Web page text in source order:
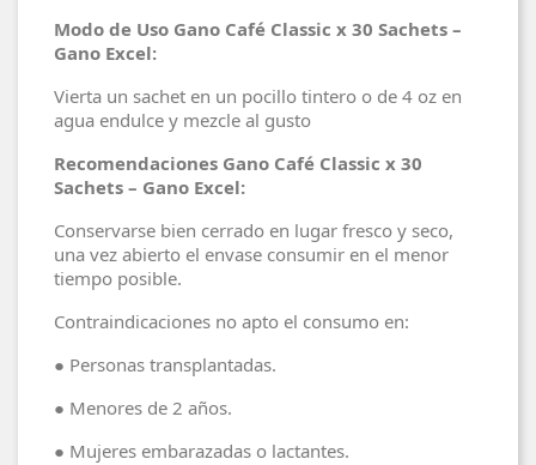
Modo de Uso Gano Café Classic x 30 Sachets –
Gano Excel:
Vierta un sachet en un pocillo tintero o de 4 oz en
agua endulce y mezcle al gusto
Recomendaciones Gano Café Classic x 30
Sachets – Gano Excel:
Conservarse bien cerrado en lugar fresco y seco,
una vez abierto el envase consumir en el menor
tiempo posible.
Contraindicaciones no apto el consumo en:
● Personas transplantadas.
● Menores de 2 años.
● Mujeres embarazadas o lactantes.